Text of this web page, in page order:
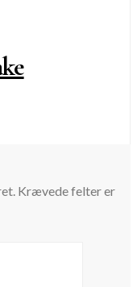
Krævede felter er